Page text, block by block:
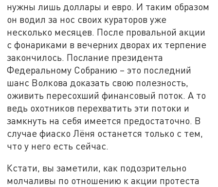
нужны лишь доллары и евро. И таким образом
он водил за нос своих кураторов уже
несколько месяцев. После провальной акции
с фонариками в вечерних дворах их терпение
закончилось. Послание президента
Федеральному Собранию – это последний
шанс Волкова доказать свою полезность,
оживить пересохший финансовый поток. А то
ведь охотников перехватить эти потоки и
замкнуть на себя имеется предостаточно. В
случае фиаско Лёня останется только с тем,
что у него есть сейчас.
Кстати, вы заметили, как подозрительно
молчаливы по отношению к акции протеста